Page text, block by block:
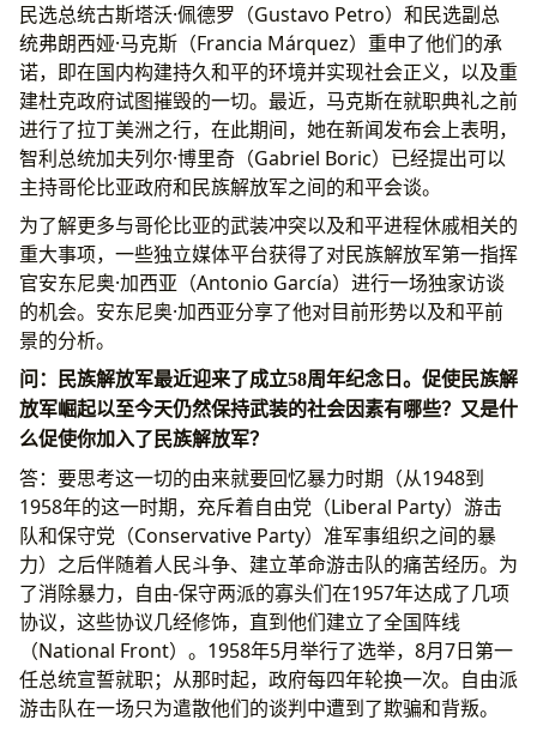
民选总统古斯塔沃·佩德罗（Gustavo Petro）和民选副总
统弗朗西娅·马克斯（Francia Márquez）重申了他们的承
诺，即在国内构建持久和平的环境并实现社会正义，以及重
建杜克政府试图摧毁的一切。最近，马克斯在就职典礼之前
进行了拉丁美洲之行，在此期间，她在新闻发布会上表明，
智利总统加夫列尔·博里奇（Gabriel Boric）已经提出可以
主持哥伦比亚政府和民族解放军之间的和平会谈。
为了解更多与哥伦比亚的武装冲突以及和平进程休戚相关的
重大事项，一些独立媒体平台获得了对民族解放军第一指挥
官安东尼奥·加西亚（Antonio García）进行一场独家访谈
的机会。安东尼奥·加西亚分享了他对目前形势以及和平前
景的分析。
问：民族解放军最近迎来了成立58周年纪念日。促使民族解
放军崛起以至今天仍然保持武装的社会因素有哪些？又是什
么促使你加入了民族解放军？
答：要思考这一切的由来就要回忆暴力时期（从1948到
1958年的这一时期，充斥着自由党（Liberal Party）游击
队和保守党（Conservative Party）准军事组织之间的暴
力）之后伴随着人民斗争、建立革命游击队的痛苦经历。为
了消除暴力，自由-保守两派的寡头们在1957年达成了几项
协议，这些协议几经修饰，直到他们建立了全国阵线
（National Front）。1958年5月举行了选举，8月7日第一
任总统宣誓就职；从那时起，政府每四年轮换一次。自由派
游击队在一场只为遣散他们的谈判中遭到了欺骗和背叛。